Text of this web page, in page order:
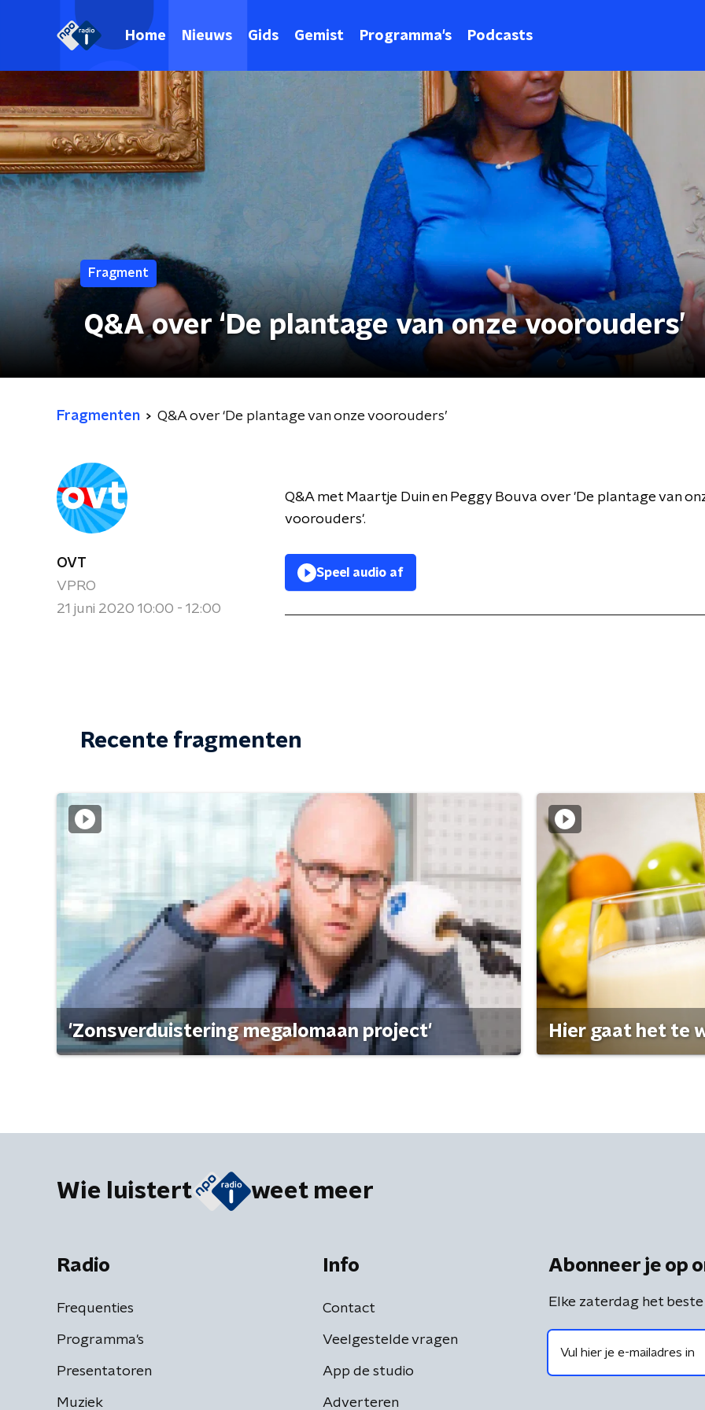
Home Nieuws Gids Gemist Programma's Podcasts
Fragment
Q&A over ‘De plantage van onze voorouders’
Fragmenten Q&A over ‘De plantage van onze voorouders’
OVT
VPRO
21 juni 2020 10:00 - 12:00
Q&A met Maartje Duin en Peggy Bouva over 'De plantage van
voorouders'.
Speel audio af
Recente fragmenten
'Zonsverduistering megalomaan project' Hier gaat het te
Wie luistert weet meer
Radio
Frequenties
Programma's
Presentatoren
Muziek
Info
Contact
Veelgestelde vragen
App de studio
Adverteren
Abonneer je op
Elke zaterdag het beste